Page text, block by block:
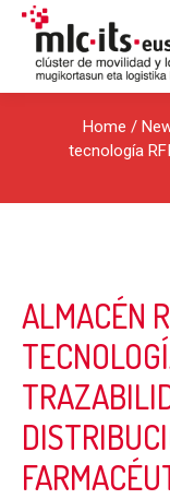
Home /
tecnología
ALMACÉN